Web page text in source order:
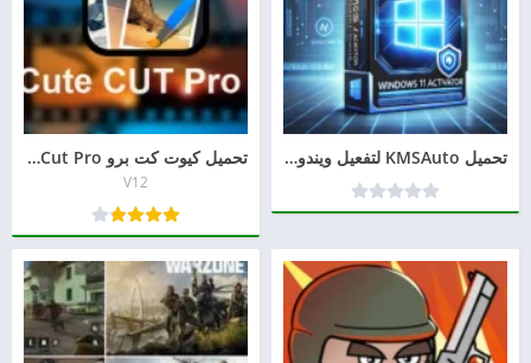
تحميل KMSAuto لتفعيل ويندوز 11 مدى الحياة 2026 (رابط مباشر وآمن) تحميل كيوت كت برو Cute Cut Pro مجانًا 2026 لتحرير الفيديو باحترافية
V12